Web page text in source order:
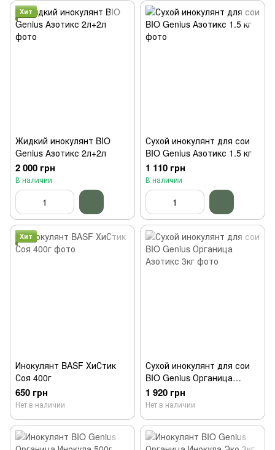
Хит
Жидкий инокулянт BIO
Genius Азотикс 2л+2л
2 000 грн
В наличии
Сухой инокулянт для сои
BIO Genius Азотикс 1.5 кг
1 110 грн
В наличии
Хит
Инокулянт BASF ХиСтик
Соя 400г
650 грн
Нет в наличии
Сухой инокулянт для сои
BIO Genius Органица
Азотикс 3кг
1 920 грн
Нет в наличии